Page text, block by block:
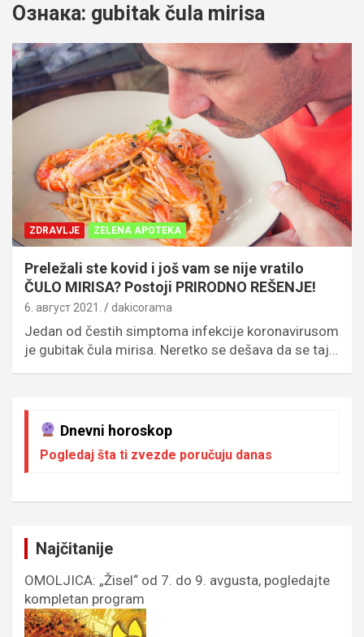
Ознака: gubitak čula mirisa
ZDRAVLJE ZELENA APOTEKA
Preležali ste kovid i još vam se nije vratilo
ČULO MIRISA? Postoji PRIRODNO REŠENJE!
6. август 2021. dakicorama
Jedan od čestih simptoma infekcije koronavirusom
je gubitak čula mirisa. Neretko se dešava da se taj…
Dnevni horoskop
Pogledaj šta ti zvezde poručuju danas
Najčitanije
OMOLJICA: „Žisel“ od 7. do 9. avgusta, pogledajte
kompletan program